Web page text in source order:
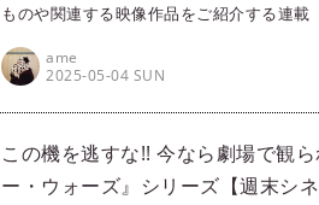
ものや関連する映像作品をご紹介する連載
きる映画・ドラマ・アニメの中から、
すめをピックアップ！ 今日はスター・ウ
うことで、今回はSFも大好きな筆者ame
品ご紹介します。
ame
2025-05-04 SUN
この機を逃すな!! 今なら劇場で観
ー・ウォーズ』シリーズ【週末シ